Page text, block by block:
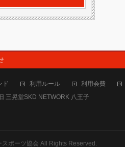
ド 利用ルール 利用会費
三晃堂SKD NETWORK 八王子
スポーツ協会 All Rights Reserved.